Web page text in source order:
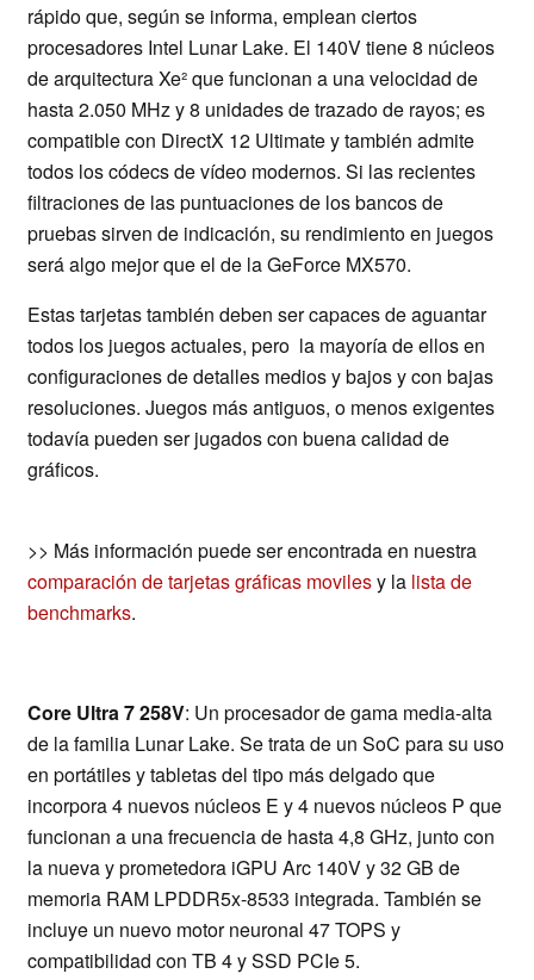
rápido que, según se informa, emplean ciertos
procesadores Intel Lunar Lake. El 140V tiene 8 núcleos
de arquitectura Xe² que funcionan a una velocidad de
hasta 2.050 MHz y 8 unidades de trazado de rayos; es
compatible con DirectX 12 Ultimate y también admite
todos los códecs de vídeo modernos. Si las recientes
filtraciones de las puntuaciones de los bancos de
pruebas sirven de indicación, su rendimiento en juegos
será algo mejor que el de la GeForce MX570.
Estas tarjetas también deben ser capaces de aguantar
todos los juegos actuales, pero la mayoría de ellos en
configuraciones de detalles medios y bajos y con bajas
resoluciones. Juegos más antiguos, o menos exigentes
todavía pueden ser jugados con buena calidad de
gráficos.
>> Más información puede ser encontrada en nuestra
comparación de tarjetas gráficas movilesy la lista de
benchmarks.
Core Ultra 7 258V: Un procesador de gama media-alta
de la familia Lunar Lake. Se trata de un SoC para su uso
en portátiles y tabletas del tipo más delgado que
incorpora 4 nuevos núcleos E y 4 nuevos núcleos P que
funcionan a una frecuencia de hasta 4,8 GHz, junto con
la nueva y prometedora iGPU Arc 140V y 32 GB de
memoria RAM LPDDR5x-8533 integrada. También se
incluye un nuevo motor neuronal 47 TOPS y
compatibilidad con TB 4 y SSD PCIe 5.